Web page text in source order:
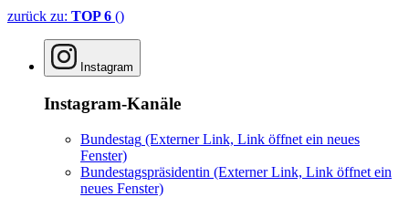
zurück zu: TOP 6 ()
Instagram
Instagram-Kanäle
Bundestag (Externer Link, Link öffnet ein neues
Fenster)
Bundestagspräsidentin (Externer Link, Link öffnet ein
neues Fenster)